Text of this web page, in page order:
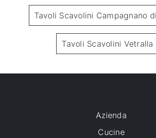
Tavoli Scavolini Campagnano
Tavoli Scavolini Vetralla
Azienda
Cucine